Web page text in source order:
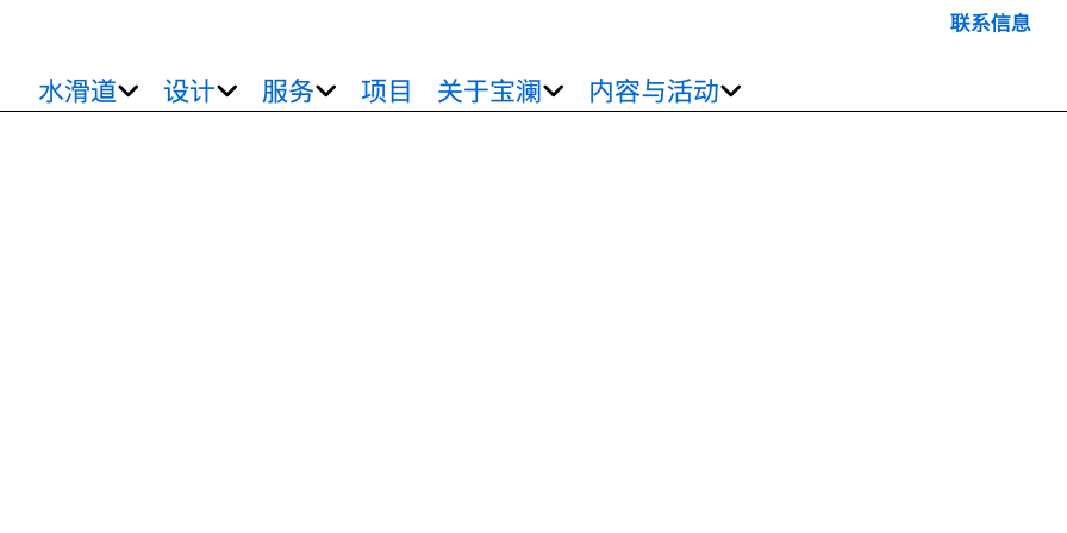
联系信息
水滑道 设计 服务 项目 关于宝澜 内容与活动